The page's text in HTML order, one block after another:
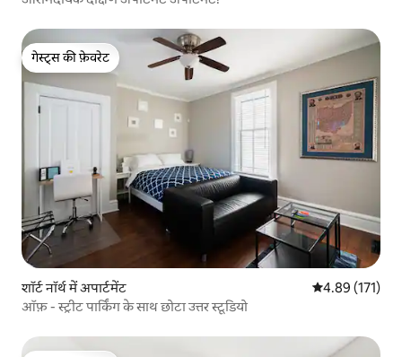
गेस्ट्स की फ़ेवरेट
गेस्ट्स की फ़ेवरेट
शॉर्ट नॉर्थ में अपार्टमेंट औसत रेटिंग 5 में से
4.89 (171)
ऑफ़ - स्ट्रीट पार्किंग के साथ छोटा उत्तर स्टूडियो